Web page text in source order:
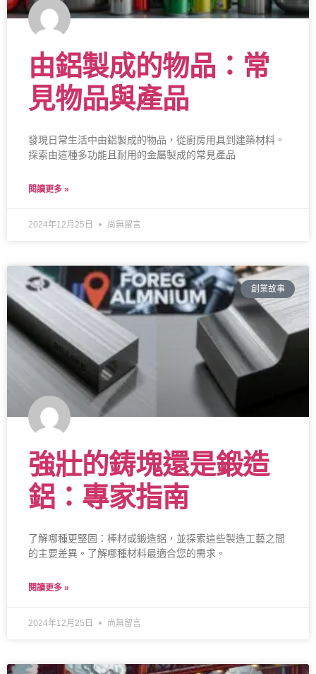
由鋁製成的物品：常
見物品與產品
發現日常生活中由鋁製成的物品，從廚房用具到建築材料。
探索由這種多功能且耐用的金屬製成的常見產品
閱讀更多 »
2024年12月25日 尚無留言
創業故事
強壯的鋳塊還是鍛造
鋁：專家指南
了解哪種更堅固：棒材或鍛造鋁，並探索這些製造工藝之間
的主要差異。了解哪種材料最適合您的需求。
閱讀更多 »
2024年12月25日 尚無留言